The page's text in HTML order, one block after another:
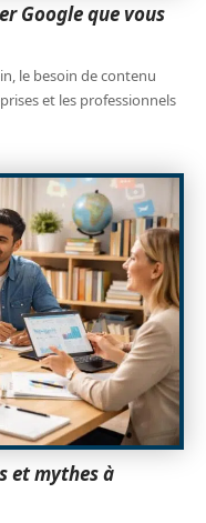
Google que vous
le besoin de contenu
et les professionnels
et mythes à